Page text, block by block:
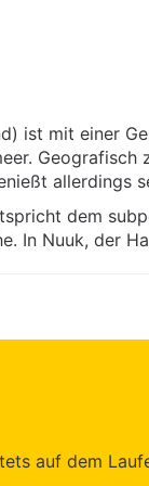
ist mit einer
allerdings
dem
In Nuuk, der
auf dem